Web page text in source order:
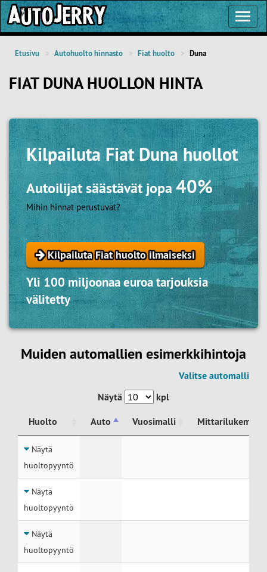
Etusivu Autohuolto hinnasto Fiat huolto Duna
FIAT DUNA HUOLLON HINTA
KilpailutaFiat Duna huollot
Autoilijat säästävät jopa40%
Mihin hinnat perustuvat?
Kilpailuta Fiat huolto ilmaiseksi
Yli 100 miljoonaa euroa tarjouksia
välitetty
Muiden automallien esimerkkihintoja
Valitse automalli
Näytä
kpl
Huolto
Auto Vuosimalli
Mittarilukema
Huolto
Näytä
huoltopyyntö
Näytä
huoltopyyntö
Näytä
huoltopyyntö